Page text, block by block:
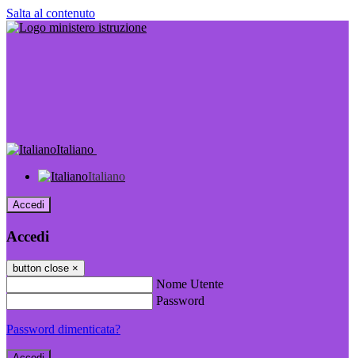
Salta al contenuto
Italiano
Italiano
Accedi
Accedi
button close ×
Nome Utente
Password
Password dimenticata?